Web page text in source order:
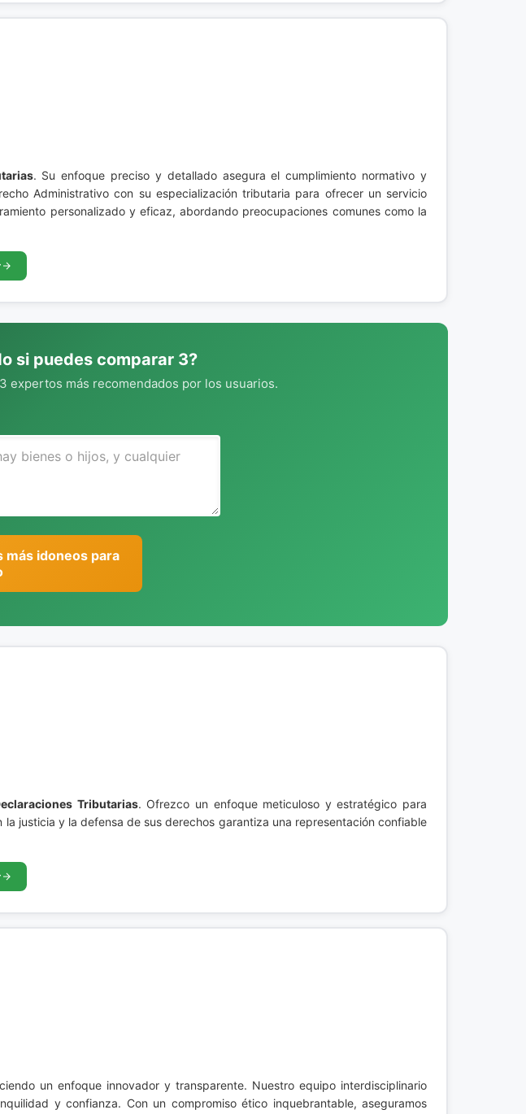
. Su enfoque preciso y detallado asegura el cumplimiento normativo y
Administrativo con su especialización tributaria para ofrecer un servicio
personalizado y eficaz, abordando preocupaciones comunes como la
si puedes comparar 3?
expertos más recomendados por los usuarios.
más idoneos para
Tributarias. Ofrezco un enfoque meticuloso y estratégico para
justicia y la defensa de sus derechos garantiza una representación confiable
un enfoque innovador y transparente. Nuestro equipo interdisciplinario
y confianza. Con un compromiso ético inquebrantable, aseguramos